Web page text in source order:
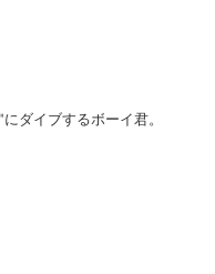
ダイブするボーイ君。